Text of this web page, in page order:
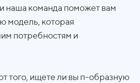
наша команда поможет вам
модель, которая
потребностям и
того, ищете ли вы п-образную